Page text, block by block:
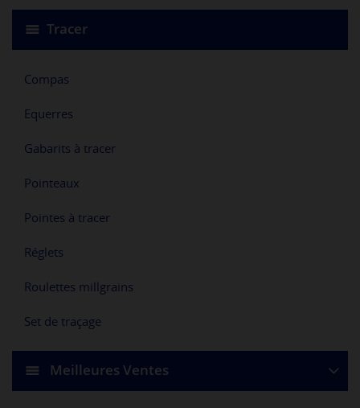
Tracer
Compas
Equerres
Gabarits à tracer
Pointeaux
Pointes à tracer
Réglets
Roulettes millgrains
Set de traçage
Meilleures Ventes